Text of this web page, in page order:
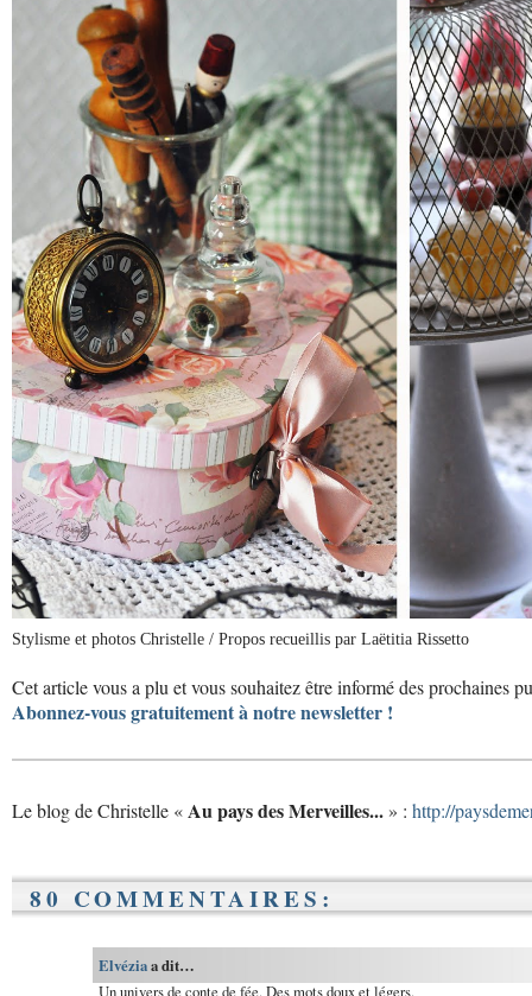
Stylisme et photos Christelle / Propos recueillis par Laëtitia Rissetto
Cet article vous a plu et vous souhaitez être informé des prochaines
Abonnez-vous gratuitement à notre newsletter !
Le blog de Christelle «Au pays des Merveilles... » : http://
80 COMMENTAIRES:
Elvéziaa dit…
Un univers de conte de fée. Des mots doux et légers.